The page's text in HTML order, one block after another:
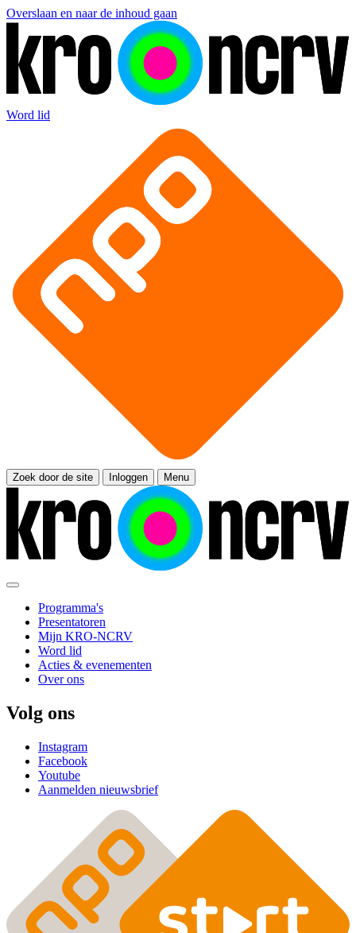
Overslaan en naar de inhoud gaan
Word lid
Zoek door de site Inloggen Menu
Programma's
Presentatoren
Mijn KRO-NCRV
Word lid
Acties & evenementen
Over ons
Volg ons
Instagram
Facebook
Youtube
Aanmelden nieuwsbrief